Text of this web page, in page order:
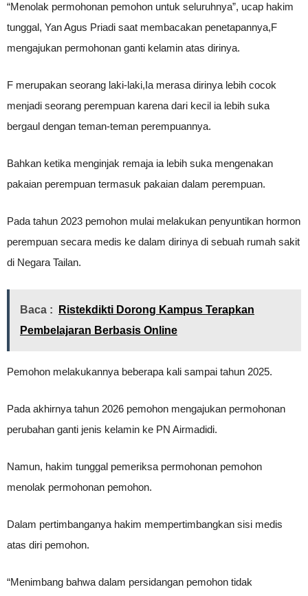
“Menolak permohonan pemohon untuk seluruhnya”, ucap hakim
tunggal, Yan Agus Priadi saat membacakan penetapannya,F
mengajukan permohonan ganti kelamin atas dirinya.
F merupakan seorang laki-laki,Ia merasa dirinya lebih cocok
menjadi seorang perempuan karena dari kecil ia lebih suka
bergaul dengan teman-teman perempuannya.
Bahkan ketika menginjak remaja ia lebih suka mengenakan
pakaian perempuan termasuk pakaian dalam perempuan.
Pada tahun 2023 pemohon mulai melakukan penyuntikan hormon
perempuan secara medis ke dalam dirinya di sebuah rumah sakit
di Negara Tailan.
Baca :
Ristekdikti Dorong Kampus Terapkan
Pembelajaran Berbasis Online
Pemohon melakukannya beberapa kali sampai tahun 2025.
Pada akhirnya tahun 2026 pemohon mengajukan permohonan
perubahan ganti jenis kelamin ke PN Airmadidi.
Namun, hakim tunggal pemeriksa permohonan pemohon
menolak permohonan pemohon.
Dalam pertimbanganya hakim mempertimbangkan sisi medis
atas diri pemohon.
“Menimbang bahwa dalam persidangan pemohon tidak